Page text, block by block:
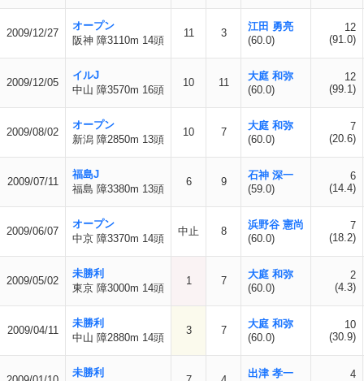
2009/12/27
オープン
阪神 障3110m 14頭
11 3
江田 勇亮
(60.0)
12
(91.0)
2009/12/05
イルJ
中山 障3570m 16頭
10 11
大庭 和弥
(60.0)
12
(99.1)
2009/08/02
オープン
新潟 障2850m 13頭
10 7
大庭 和弥
(60.0)
7
(20.6)
2009/07/11
福島J
福島 障3380m 13頭
6 9
石神 深一
(59.0)
6
(14.4)
2009/06/07
オープン
中京 障3370m 14頭
中止 8
浜野谷 憲尚
(60.0)
7
(18.2)
2009/05/02
未勝利
東京 障3000m 14頭
1 7
大庭 和弥
(60.0)
2
(4.3)
2009/04/11
未勝利
中山 障2880m 14頭
3 7
大庭 和弥
(60.0)
10
(30.9)
未勝利 出津 孝一
4